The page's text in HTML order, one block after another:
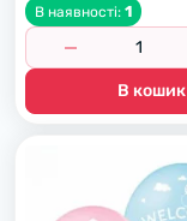
В наявності: 1
В кошик